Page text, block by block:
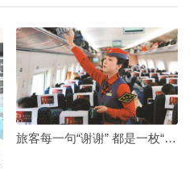
旅客每一句“谢谢” 都是一枚“奖章”